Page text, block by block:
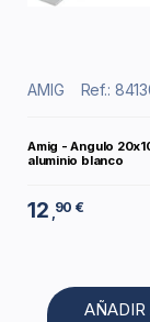
AMIG Ref.:
Amig - Angulo
aluminio blanco
12 ,90 €
AÑADIR